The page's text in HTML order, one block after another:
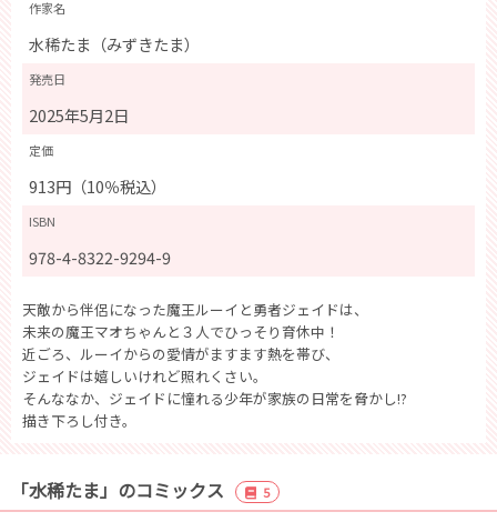
作家名
水稀たま（みずきたま）
発売日
2025年5月2日
定価
913円（10％税込）
ISBN
978-4-8322-9294-9
天敵から伴侶になった魔王ルーイと勇者ジェイドは、
未来の魔王マオちゃんと３人でひっそり育休中！
近ごろ、ルーイからの愛情がますます熱を帯び、
ジェイドは嬉しいけれど照れくさい。
そんななか、ジェイドに憧れる少年が家族の日常を脅かし!?
描き下ろし付き。
「水稀たま」のコミックス 5